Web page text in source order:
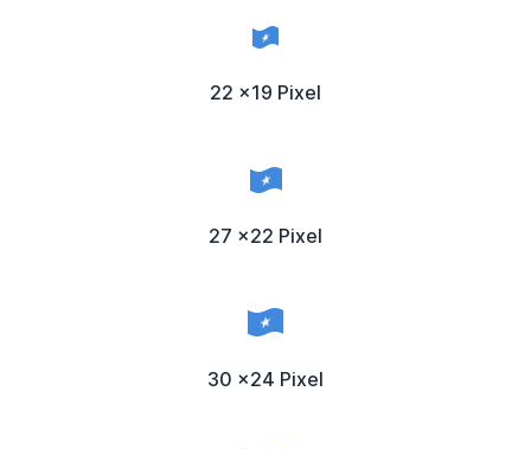
22 x19 Pixel
27 x22 Pixel
30 x24 Pixel